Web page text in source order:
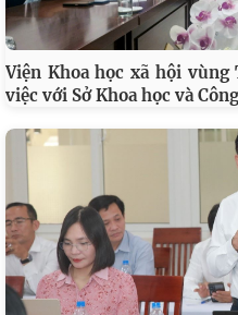
Viện Khoa học xã hội
việc với Sở Khoa học và